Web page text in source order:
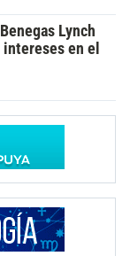
Lynch
en el